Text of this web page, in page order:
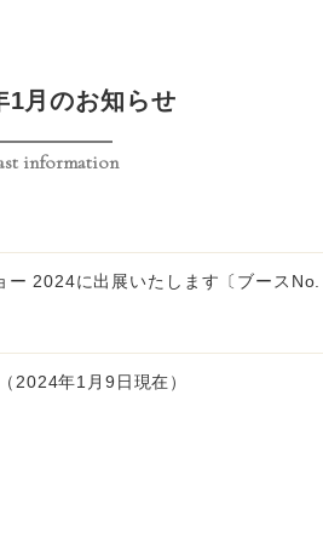
1月のお知らせ
information
2024に出展いたします〔ブース
2024年1月9日現在）